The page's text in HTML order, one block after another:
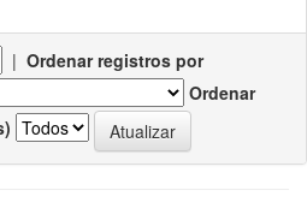
| Ordenar registros por
Ordenar